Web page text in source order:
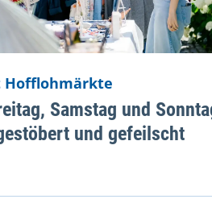
Hofflohmärkte
Samstag und
und gefeilscht